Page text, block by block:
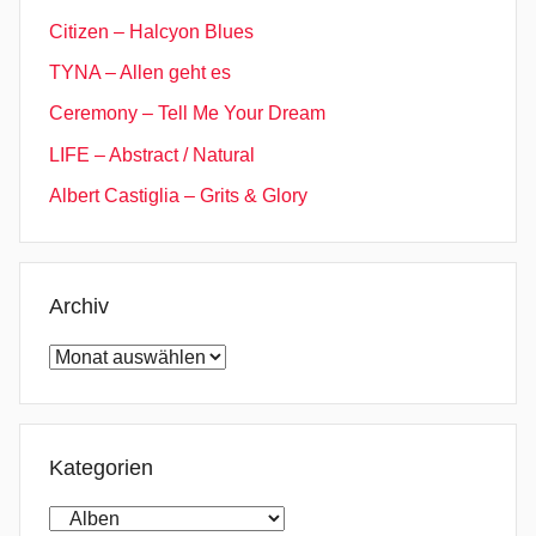
Citizen – Halcyon Blues
TYNA – Allen geht es
Ceremony – Tell Me Your Dream
LIFE – Abstract / Natural
Albert Castiglia – Grits & Glory
Archiv
Archiv
Kategorien
Kategorien